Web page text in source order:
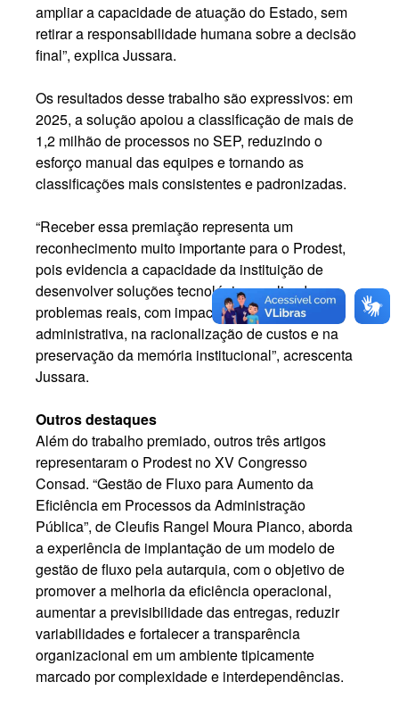
ampliar a capacidade de atuação do Estado, sem
retirar a responsabilidade humana sobre a decisão
final”, explica Jussara.
Os resultados desse trabalho são expressivos: em
2025, a solução apoiou a classificação de mais de
1,2 milhão de processos no SEP, reduzindo o
esforço manual das equipes e tornando as
classificações mais consistentes e padronizadas.
“Receber essa premiação representa um
reconhecimento muito importante para o Prodest,
pois evidencia a capacidade da instituição de
desenvolver soluções tecnológicas aplicadas a
problemas reais, com impacto na eficiência
administrativa, na racionalização de custos e na
preservação da memória institucional”, acrescenta
Jussara.
Outros destaques
Além do trabalho premiado, outros três artigos
representaram o Prodest no XV Congresso
Consad. “Gestão de Fluxo para Aumento da
Eficiência em Processos da Administração
Pública”, de Cleufis Rangel Moura Pianco, aborda
a experiência de implantação de um modelo de
gestão de fluxo pela autarquia, com o objetivo de
promover a melhoria da eficiência operacional,
aumentar a previsibilidade das entregas, reduzir
variabilidades e fortalecer a transparência
organizacional em um ambiente tipicamente
marcado por complexidade e interdependências.